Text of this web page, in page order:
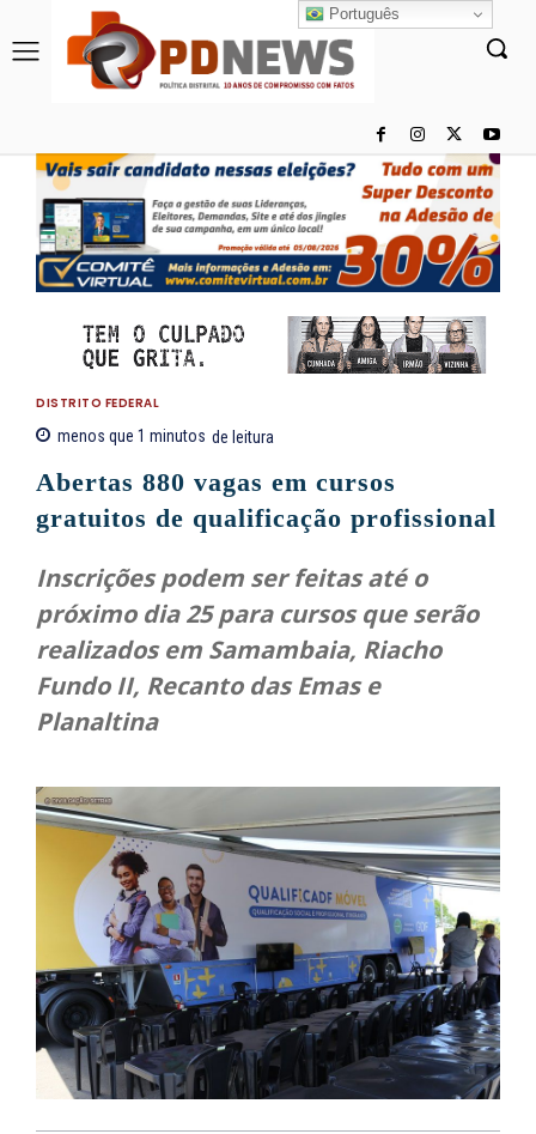
DISTRITO FEDERAL
menos que 1 minutos de leitura
Abertas 880 vagas em cursos
gratuitos de qualificação profissional
Inscrições podem ser feitas até o
próximo dia 25 para cursos que serão
realizados em Samambaia, Riacho
Fundo II, Recanto das Emas e
Planaltina
Português